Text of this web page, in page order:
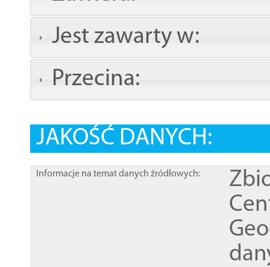
Jest zawarty w:
Przecina:
JAKOŚĆ DANYCH:
Informacje na temat danych źródłowych: